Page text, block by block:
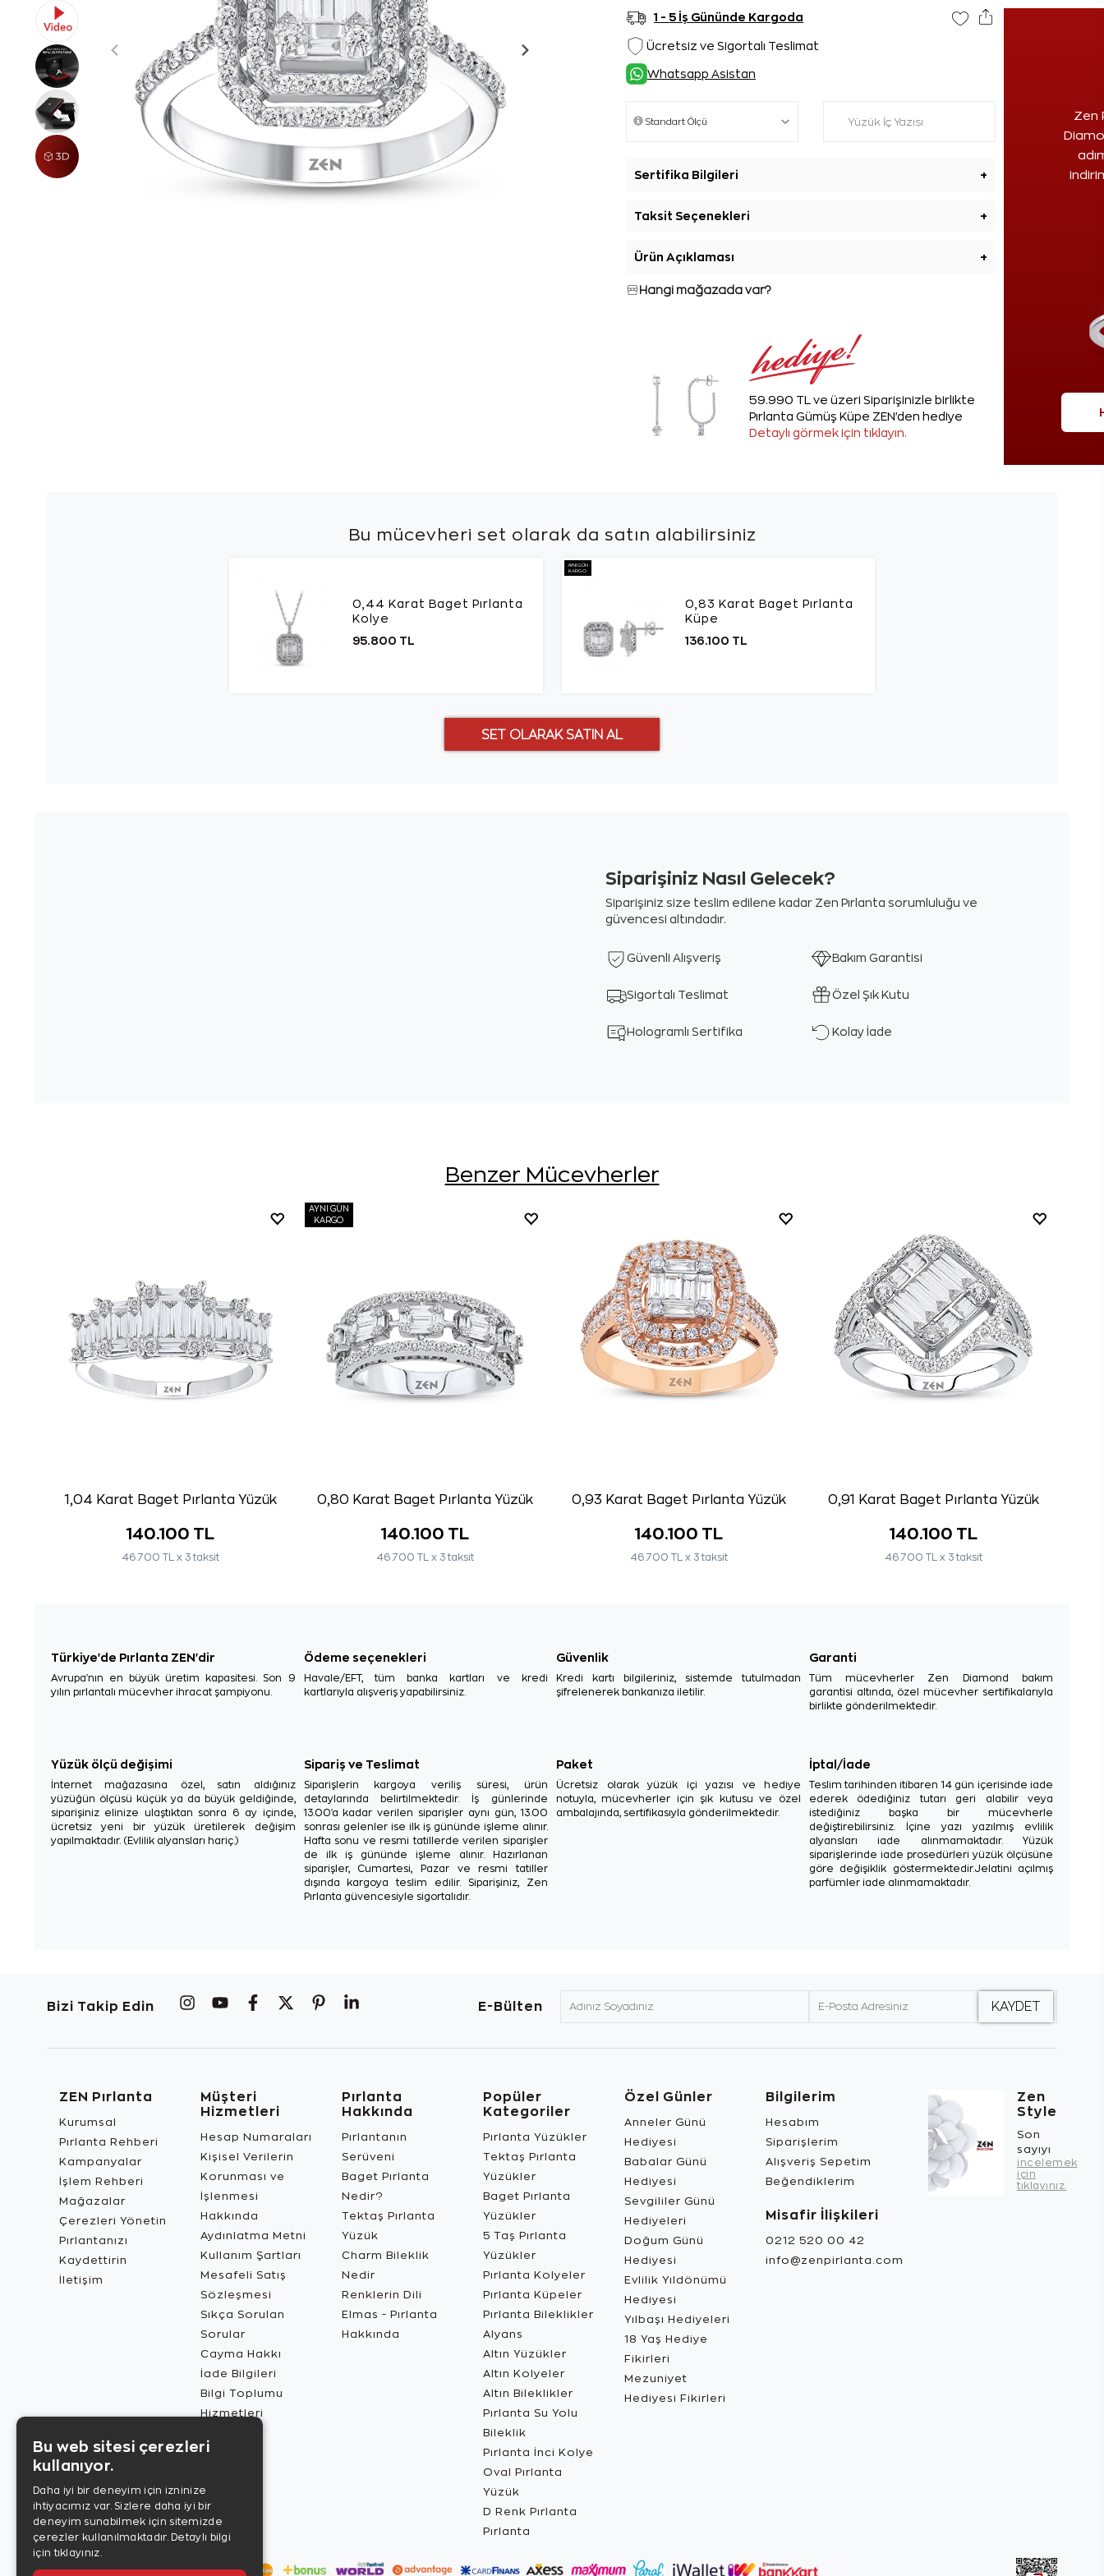
Zen
1 - 5 İş Gününde Kargoda
Ücretsiz ve Sigortalı Teslimat
Whatsapp Asistan
Sertifika Bilgileri +
Taksit Seçenekleri +
Ürün Açıklaması +
Hangi mağazada var?
59.990 TL ve üzeri Siparişinizle birlikte
Pırlanta Gümüş Küpe ZEN'den hediye
Detaylı görmek için tıklayın.
Bu mücevheri set olarak da satın alabilirsiniz
0,44 Karat Baget Pırlanta
Kolye
95.800 TL
AYNI GÜN
KARGO
0,83 Karat Baget Pırlanta
Küpe
136.100 TL
Siparişiniz Nasıl Gelecek?
Siparişiniz size teslim edilene kadar Zen Pırlanta sorumluluğu ve
güvencesi altındadır.
Güvenli Alışveriş Bakım Garantisi
Sigortalı Teslimat Özel Şık Kutu
Hologramlı Sertifika Kolay İade
Benzer Mücevherler
1,04 Karat Baget Pırlanta Yüzük
140.100 TL
46.700 TL x 3 taksit
AYNI GÜN
KARGO
0,80 Karat Baget Pırlanta Yüzük
140.100 TL
46.700 TL x 3 taksit
0,93 Karat Baget Pırlanta Yüzük
140.100 TL
46.700 TL x 3 taksit
0,91 Karat Baget Pırlanta Yüzük
140.100 TL
46.700 TL x 3 taksit
Türkiye'de Pırlanta ZEN'dir
Avrupa'nın en büyük üretim kapasitesi. Son 9
yılın pırlantalı mücevher ihracat şampiyonu.
Ödeme seçenekleri
Havale/EFT, tüm banka kartları ve kredi
kartlarıyla alışveriş yapabilirsiniz.
Güvenlik
Kredi kartı bilgileriniz, sistemde tutulmadan
şifrelenerek bankanıza iletilir.
Garanti
Tüm mücevherler Zen Diamond bakım
garantisi altında, özel mücevher sertifikalarıyla
birlikte gönderilmektedir.
Yüzük ölçü değişimi
İnternet mağazasına özel, satın aldığınız
yüzüğün ölçüsü küçük ya da büyük geldiğinde,
siparişiniz elinize ulaştıktan sonra 6 ay içinde,
ücretsiz yeni bir yüzük üretilerek değişim
yapılmaktadır. (Evlilik alyansları hariç.)
Sipariş ve Teslimat
Siparişlerin kargoya veriliş süresi, ürün
detaylarında belirtilmektedir. İş günlerinde
13.00'a kadar verilen siparişler aynı gün, 13.00
sonrası gelenler ise ilk iş gününde işleme alınır.
Hafta sonu ve resmi tatillerde verilen siparişler
de ilk iş gününde işleme alınır. Hazırlanan
siparişler, Cumartesi, Pazar ve resmi tatiller
dışında kargoya teslim edilir. Siparişiniz, Zen
Pırlanta güvencesiyle sigortalıdır.
Paket
Ücretsiz olarak yüzük içi yazısı ve hediye
notuyla, mücevherler için şık kutusu ve özel
ambalajında, sertifikasıyla gönderilmektedir.
İptal/İade
Teslim tarihinden itibaren 14 gün içerisinde iade
ederek ödediğiniz tutarı geri alabilir veya
istediğiniz başka bir mücevherle
değiştirebilirsiniz. İçine yazı yazılmış evlilik
alyansları iade alınmamaktadır. Yüzük
siparişlerinde iade prosedürleri yüzük ölçüsüne
göre değişiklik göstermektedir.Jelatini açılmış
parfümler iade alınmamaktadır.
Bizi Takip Edin E-Bülten
ZEN Pırlanta
Kurumsal
Pırlanta Rehberi
Kampanyalar
İşlem Rehberi
Mağazalar
Çerezleri Yönetin
Pırlantanızı
Kaydettirin
İletişim
Müşteri
Hizmetleri
Hesap Numaraları
Kişisel Verilerin
Korunması ve
İşlenmesi
Hakkında
Aydınlatma Metni
Kullanım Şartları
Mesafeli Satış
Sözleşmesi
Sıkça Sorulan
Sorular
Cayma Hakkı
İade Bilgileri
Bilgi Toplumu
Hizmetleri
Pırlanta
Hakkında
Pırlantanın
Serüveni
Baget Pırlanta
Nedir?
Tektaş Pırlanta
Yüzük
Charm Bileklik
Nedir
Renklerin Dili
Elmas - Pırlanta
Hakkında
Popüler
Kategoriler
Pırlanta Yüzükler
Tektaş Pırlanta
Yüzükler
Baget Pırlanta
Yüzükler
5 Taş Pırlanta
Yüzükler
Pırlanta Kolyeler
Pırlanta Küpeler
Pırlanta Bileklikler
Alyans
Altın Yüzükler
Altın Kolyeler
Altın Bileklikler
Pırlanta Su Yolu
Bileklik
Pırlanta İnci Kolye
Oval Pırlanta
Yüzük
D Renk Pırlanta
Pırlanta
Özel Günler
Anneler Günü
Hediyesi
Babalar Günü
Hediyesi
Sevgililer Günü
Hediyeleri
Doğum Günü
Hediyesi
Evlilik Yıldönümü
Hediyesi
Yılbaşı Hediyeleri
18 Yaş Hediye
Fikirleri
Mezuniyet
Hediyesi Fikirleri
Bilgilerim
Hesabım
Siparişlerim
Alışveriş Sepetim
Beğendiklerim
Misafir İlişkileri
0212 520 00 42
info@zenpirlanta.com
Zen
Style
Son
sayıyı
incelemek
için
tıklayınız.
Bu web sitesi çerezleri
kullanıyor.
Daha iyi bir deneyim için izninize
ihtiyacımız var. Sizlere daha iyi bir
deneyim sunabilmek için sitemizde
çerezler kullanılmaktadır. Detaylı bilgi
için tıklayınız.